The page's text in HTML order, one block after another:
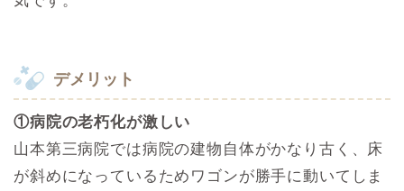
デメリット
①病院の老朽化が激しい
山本第三病院では病院の建物自体がかなり古く、床
が斜めになっているためワゴンが勝手に動いてしま